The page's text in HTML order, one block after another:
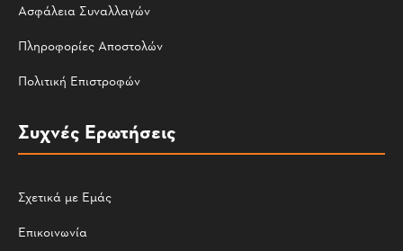
Ασφάλεια Συναλλαγών
Πληροφορίες Αποστολών
Πολιτική Επιστροφών
Συχνές Ερωτήσεις
Σχετικά με Εμάς
Επικοινωνία